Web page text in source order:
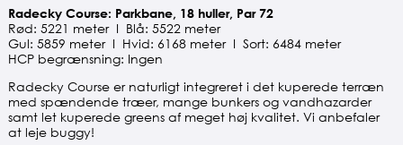
Radecky Course: Parkbane, 18 huller, Par 72
Rød: 5221 meter I Blå: 5522 meter
Gul: 5859 meter I Hvid: 6168 meter I Sort: 6484 meter
HCP begrænsning: Ingen
Radecky Course er naturligt integreret i det kuperede terræn
med spændende træer, mange bunkers og vandhazarder
samt let kuperede greens af meget høj kvalitet. Vi anbefaler
at leje buggy!